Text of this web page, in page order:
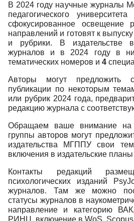
В 2024 году научные журналы
педагогического
сфокусированное
направлений и готовят к
и рубрики. В издательстве
журналов и в 2024 году в
тематических номеров и 4
Авторы могут предложить
публикации по некоторым
или рубрик 2024 года,
редакцию журнала с
Обращаем ваше внимание на
группы авторов могут
издательства МГППУ свои
включения в издательские
Контакты редакций
психологических изданий
журналов. Там же можно
статусы журналов в
направление и категорию